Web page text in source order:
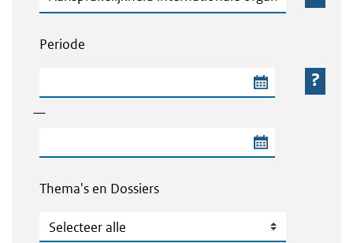
Periode
—
Thema's en Dossiers
Thema's en Dossiers